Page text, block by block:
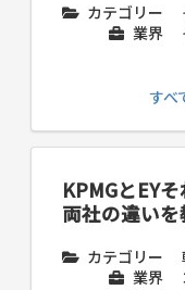
カテゴリー
業界
すべ
KPMGとEY
両社の違いを
カテゴリー
業界